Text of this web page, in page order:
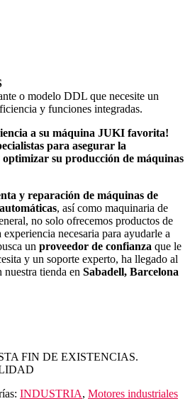
o modelo DDL que necesite un
y funciones integradas.
a su máquina JUKI favorita!
para asegurar la
su producción de máquinas
y reparación de máquinas de
, así como maquinaria de
no solo ofrecemos productos de
necesaria para ayudarle a
un proveedor de confianza que le
y un soporte experto, ha llegado al
tienda en Sabadell, Barcelona
FIN DE EXISTENCIAS.
INDUSTRIA, Motores industriales